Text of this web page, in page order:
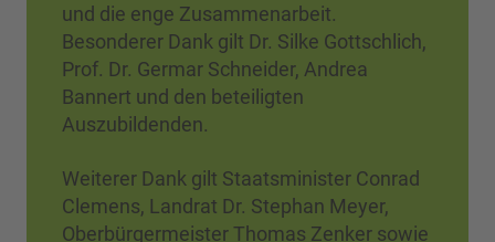
und die enge Zusammenarbeit.
Besonderer Dank gilt Dr. Silke Gottschlich,
Prof. Dr. Germar Schneider, Andrea
Bannert und den beteiligten
Auszubildenden.
Weiterer Dank gilt Staatsminister Conrad
Clemens, Landrat Dr. Stephan Meyer,
Oberbürgermeister Thomas Zenker sowie